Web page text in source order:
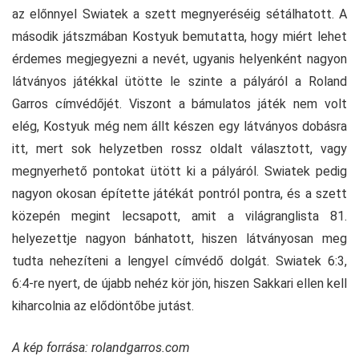
az előnnyel Swiatek a szett megnyeréséig sétálhatott. A
második játszmában Kostyuk bemutatta, hogy miért lehet
érdemes megjegyezni a nevét, ugyanis helyenként nagyon
látványos játékkal ütötte le szinte a pályáról a Roland
Garros címvédőjét. Viszont a bámulatos játék nem volt
elég, Kostyuk még nem állt készen egy látványos dobásra
itt, mert sok helyzetben rossz oldalt választott, vagy
megnyerhető pontokat ütött ki a pályáról. Swiatek pedig
nagyon okosan építette játékát pontról pontra, és a szett
közepén megint lecsapott, amit a világranglista 81.
helyezettje nagyon bánhatott, hiszen látványosan meg
tudta nehezíteni a lengyel címvédő dolgát. Swiatek 6:3,
6:4-re nyert, de újabb nehéz kör jön, hiszen Sakkari ellen kell
kiharcolnia az elődöntőbe jutást.
A kép forrása: rolandgarros.com